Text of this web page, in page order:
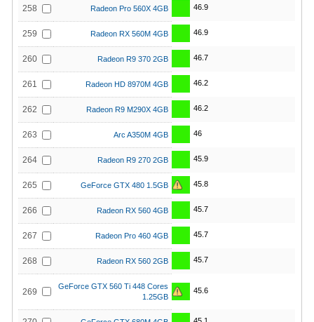
258 Radeon Pro 560X 4GB 46.9
259 Radeon RX 560M 4GB 46.9
260 Radeon R9 370 2GB 46.7
261 Radeon HD 8970M 4GB 46.2
262 Radeon R9 M290X 4GB 46.2
263 Arc A350M 4GB 46
264 Radeon R9 270 2GB 45.9
265 GeForce GTX 480 1.5GB 45.8
266 Radeon RX 560 4GB 45.7
267 Radeon Pro 460 4GB 45.7
268 Radeon RX 560 2GB 45.7
269
GeForce GTX 560 Ti 448 Cores
1.25GB
45.6